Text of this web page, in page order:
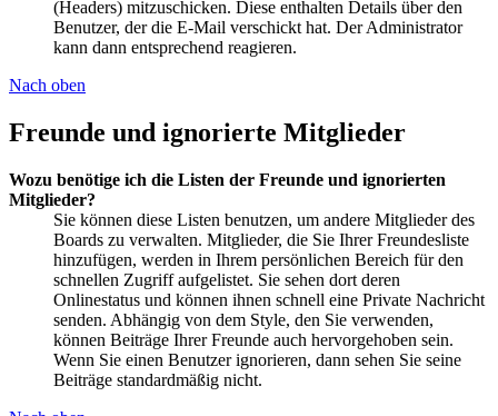
(Headers) mitzuschicken. Diese enthalten Details über den
Benutzer, der die E-Mail verschickt hat. Der Administrator
kann dann entsprechend reagieren.
Nach oben
Freunde und ignorierte Mitglieder
Wozu benötige ich die Listen der Freunde und ignorierten
Mitglieder?
Sie können diese Listen benutzen, um andere Mitglieder des
Boards zu verwalten. Mitglieder, die Sie Ihrer Freundesliste
hinzufügen, werden in Ihrem persönlichen Bereich für den
schnellen Zugriff aufgelistet. Sie sehen dort deren
Onlinestatus und können ihnen schnell eine Private Nachricht
senden. Abhängig von dem Style, den Sie verwenden,
können Beiträge Ihrer Freunde auch hervorgehoben sein.
Wenn Sie einen Benutzer ignorieren, dann sehen Sie seine
Beiträge standardmäßig nicht.